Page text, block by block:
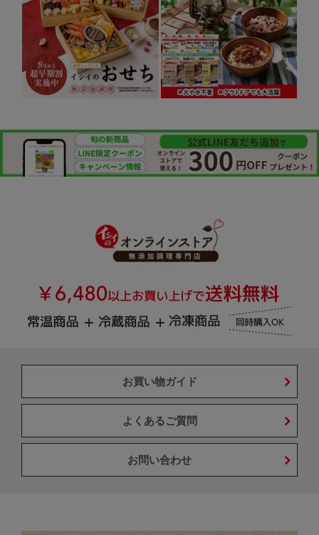
お買い物ガイド
よくあるご質問
お問い合わせ